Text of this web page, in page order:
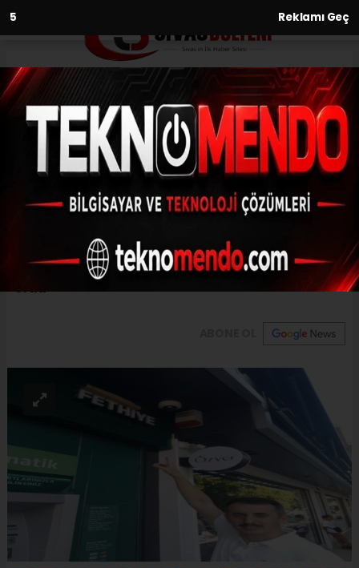
3 Reklamı Geç
Anasayfa
Kumruların yuvasını
yapmasına yardımcı oldu
YAŞAM
- 12:58
Kumruların yuvasını yapmasına yardımcı
oldu